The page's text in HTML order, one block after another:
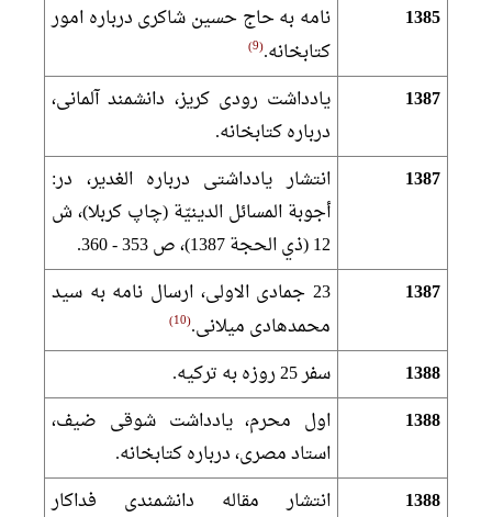
1385
نامه به حاج حسين شاكرى درباره امور
كتابخانه. 9
1387
يادداشت رودى كريز، دانشمند آلمانى،
درباره كتابخانه.
1387
انتشار يادداشتى درباره الغدير، در:
أجوبة المسائل الدينيّة (چاپ كربلا)، ش
12 (ذي الحجة 1387)، ص 353 - 360.
1387
23 جمادى الاولى، ارسال نامه به سيد
محمدهادى ميلانى. 10
1388
سفر 25 روزه به تركيه.
1388
اول محرم، يادداشت شوقى ضيف،
استاد مصرى، درباره كتابخانه.
1388
انتشار مقاله دانشمندى فداكار